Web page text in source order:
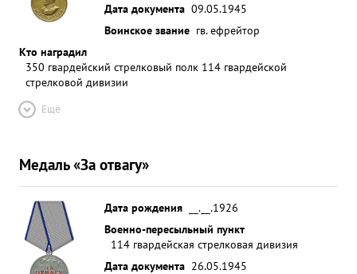
Дата документа 09.05.1945
Воинское звание гв. ефрейтор
Кто наградил
350 гвардейский стрелковый полк 114 гвардейской
стрелковой дивизии
Ещё
Медаль «За отвагу»
Дата рождения
__.__.1926
Военно-пересыльный пункт
114 гвардейская стрелковая дивизия
Дата документа 26.05.1945